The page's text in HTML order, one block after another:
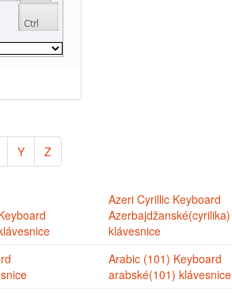
Y Z
Azeri Cyrillic Keyboard
Azerbajdžanské(cyrilika)
klávesnice
Arabic (101) Keyboard
arabské(101) klávesnice